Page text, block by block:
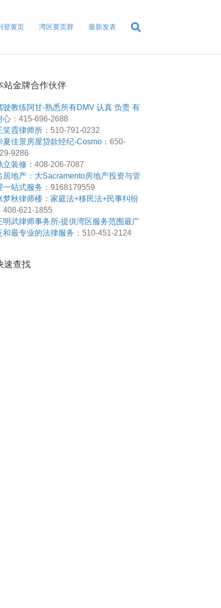
登黄页 湾区黄页群 最新发表
站金牌合作伙伴
驶教练阿甘-熟悉所有DMV 认真 负责 有
心 ：415-696-2688
笑霞律师所 ：510-791-0232
夏佳景房屋贷款经纪-Cosmo ：650-
9286
立装修 ：408-206-7087
居地产：大Sacramento房地产投资与管
一站式服务 ：9168179559
梦秋律师楼：家庭法+移民法+民事纠纷
408-621-1855
明武律师事务所-提供湾区服务范围最广
和最专业的法律服务 ：510-451-2124
速查找